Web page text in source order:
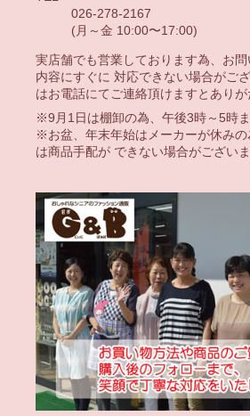
026-278-2167
(月～金 10:00〜17:00)
実店舗でも営業しております為、お
内容にすぐに 対応できない場合がご
はお電話にてご連絡頂けますとありが
※9月1日は棚卸の為、午後3時～5時ま
※お盆、年末年始はメーカーが休み
は商品手配が できない場合がございま